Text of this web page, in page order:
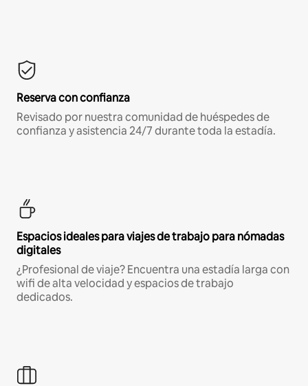
Reserva con confianza
Revisado por nuestra comunidad de huéspedes de
confianza y asistencia 24/7 durante toda la estadía.
Espacios ideales para viajes de trabajo para nómadas
digitales
¿Profesional de viaje? Encuentra una estadía larga con
wifi de alta velocidad y espacios de trabajo
dedicados.